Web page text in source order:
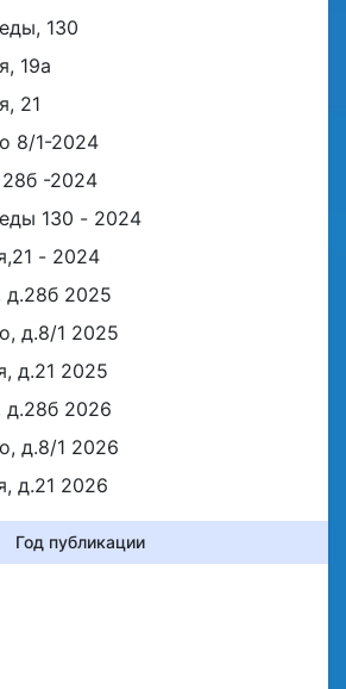
130
19а
21
8/1-2024
28б -2024
130 - 2024
- 2024
д.28б 2025
д.8/1 2025
д.21 2025
д.28б 2026
д.8/1 2026
д.21 2026
Год публикации